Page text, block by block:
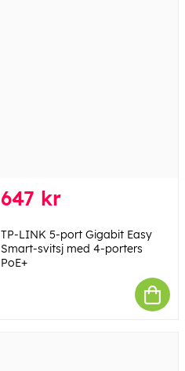
647 kr
TP-LINK 5-port Gigabit Easy
Smart-svitsj med 4-porters
PoE+